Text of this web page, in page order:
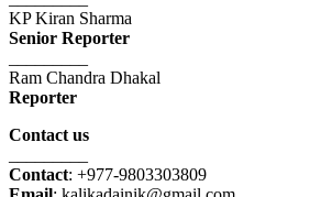
KP Kiran Sharma
Senior Reporter
Ram Chandra Dhakal
Reporter
Contact us
Contact: +977-9803303809